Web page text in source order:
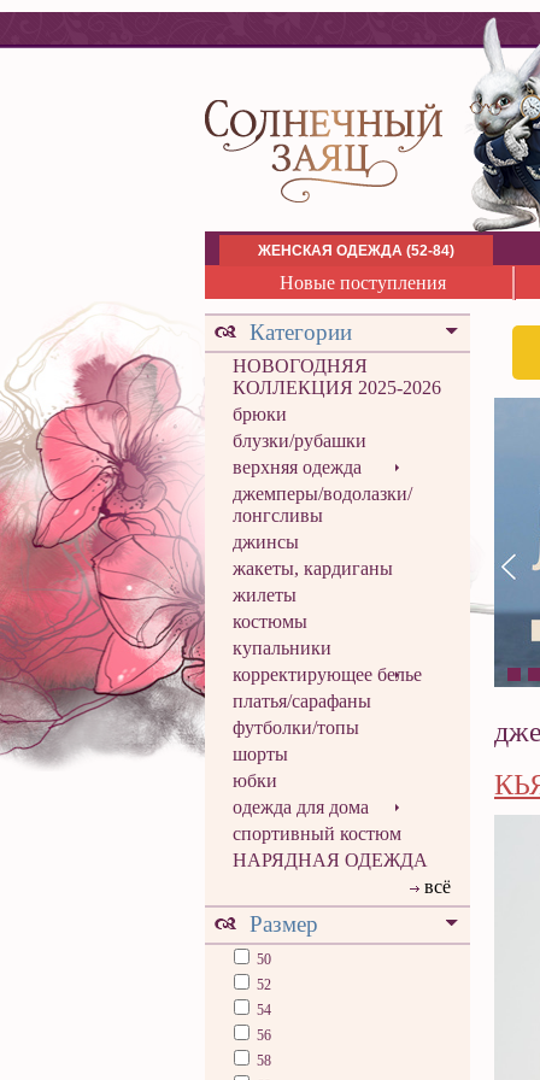
ЖЕНСКАЯ ОДЕЖДА (52-84)
Новые поступления
Категории
НОВОГОДНЯЯ
КОЛЛЕКЦИЯ 2025-2026
брюки
блузки/рубашки
верхняя одежда
джемперы/водолазки/
лонгсливы
джинсы
жакеты, кардиганы
жилеты
костюмы
купальники
корректирующее белье
платья/сарафаны
футболки/топы
шорты
юбки
одежда для дома
спортивный костюм
НАРЯДНАЯ ОДЕЖДА
всё
Размер
50
52
54
56
58